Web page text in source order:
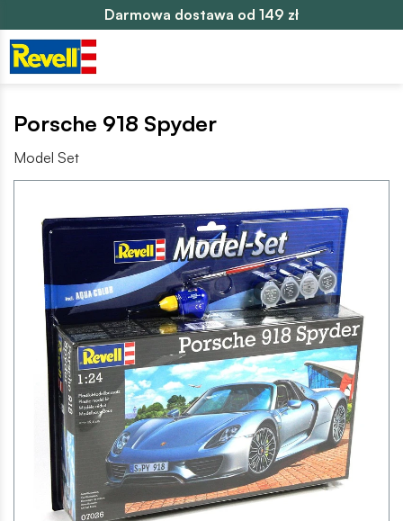
Darmowa dostawa od 149 zł
Porsche 918 Spyder
Model Set